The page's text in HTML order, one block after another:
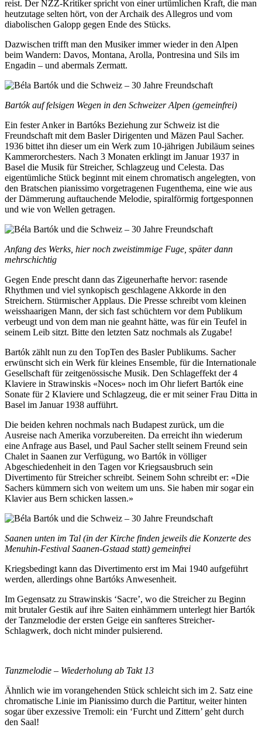
reist. Der NZZ-Kritiker spricht von einer urtümlichen Kraft, die man
heutzutage selten hört, von der Archaik des Allegros und vom
diabolischen Galopp gegen Ende des Stücks.
Dazwischen trifft man den Musiker immer wieder in den Alpen
beim Wandern: Davos, Montana, Arolla, Pontresina und Sils im
Engadin – und abermals Zermatt.
Bartók auf felsigen Wegen in den Schweizer Alpen (gemeinfrei)
Ein fester Anker in Bartóks Beziehung zur Schweiz ist die
Freundschaft mit dem Basler Dirigenten und Mäzen Paul Sacher.
1936 bittet ihn dieser um ein Werk zum 10-jährigen Jubiläum seines
Kammerorchesters. Nach 3 Monaten erklingt im Januar 1937 in
Basel die Musik für Streicher, Schlagzeug und Celesta. Das
eigentümliche Stück beginnt mit einem chromatisch angelegten, von
den Bratschen pianissimo vorgetragenen Fugenthema, eine wie aus
der Dämmerung auftauchende Melodie, spiralförmig fortgesponnen
und wie von Wellen getragen.
Anfang des Werks, hier noch zweistimmige Fuge, später dann
mehrschichtig
Gegen Ende prescht dann das Zigeunerhafte hervor: rasende
Rhythmen und viel synkopisch geschlagene Akkorde in den
Streichern. Stürmischer Applaus. Die Presse schreibt vom kleinen
weisshaarigen Mann, der sich fast schüchtern vor dem Publikum
verbeugt und von dem man nie geahnt hätte, was für ein Teufel in
seinem Leib sitzt. Bitte den letzten Satz nochmals als Zugabe!
Bartók zählt nun zu den TopTen des Basler Publikums. Sacher
erwünscht sich ein Werk für kleines Ensemble, für die Internationale
Gesellschaft für zeitgenössische Musik. Den Schlageffekt der 4
Klaviere in Strawinskis «Noces» noch im Ohr liefert Bartók eine
Sonate für 2 Klaviere und Schlagzeug, die er mit seiner Frau Ditta in
Basel im Januar 1938 aufführt.
Die beiden kehren nochmals nach Budapest zurück, um die
Ausreise nach Amerika vorzubereiten. Da erreicht ihn wiederum
eine Anfrage aus Basel, und Paul Sacher stellt seinem Freund sein
Chalet in Saanen zur Verfügung, wo Bartók in völliger
Abgeschiedenheit in den Tagen vor Kriegsausbruch sein
Divertimento für Streicher schreibt. Seinem Sohn schreibt er: «Die
Sachers kümmern sich von weitem um uns. Sie haben mir sogar ein
Klavier aus Bern schicken lassen.»
Saanen unten im Tal (in der Kirche finden jeweils die Konzerte des
Menuhin-Festival Saanen-Gstaad statt) gemeinfrei
Kriegsbedingt kann das Divertimento erst im Mai 1940 aufgeführt
werden, allerdings ohne Bartóks Anwesenheit.
Im Gegensatz zu Strawinskis ‘Sacre’, wo die Streicher zu Beginn
mit brutaler Gestik auf ihre Saiten einhämmern unterlegt hier Bartók
der Tanzmelodie der ersten Geige ein sanfteres Streicher-
Schlagwerk, doch nicht minder pulsierend.
Tanzmelodie – Wiederholung ab Takt 13
Ähnlich wie im vorangehenden Stück schleicht sich im 2. Satz eine
chromatische Linie im Pianissimo durch die Partitur, weiter hinten
sogar über exzessive Tremoli: ein ‘Furcht und Zittern’ geht durch
den Saal!